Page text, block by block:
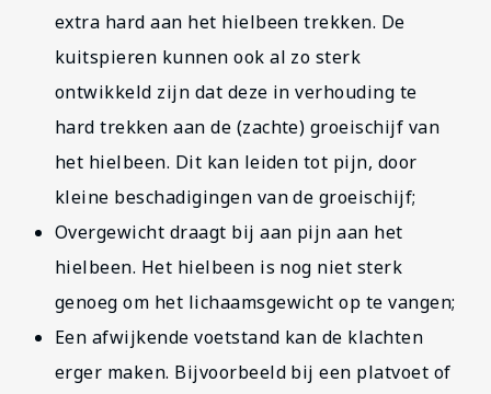
extra hard aan het hielbeen trekken. De
kuitspieren kunnen ook al zo sterk
ontwikkeld zijn dat deze in verhouding te
hard trekken aan de (zachte) groeischijf van
het hielbeen. Dit kan leiden tot pijn, door
kleine beschadigingen van de groeischijf;
Overgewicht draagt bij aan pijn aan het
hielbeen. Het hielbeen is nog niet sterk
genoeg om het lichaamsgewicht op te vangen;
Een afwijkende voetstand kan de klachten
erger maken. Bijvoorbeeld bij een platvoet of